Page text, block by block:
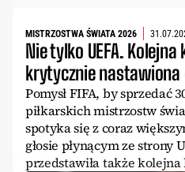
MISTRZOSTWA ŚWIATA 2026
Nie tylko UEFA.
krytycznie nastawiona
Pomysł FIFA, by sprzedać
piłkarskich mistrzostw
spotyka się z coraz
głosie płynącym ze strony
przedstawiła także